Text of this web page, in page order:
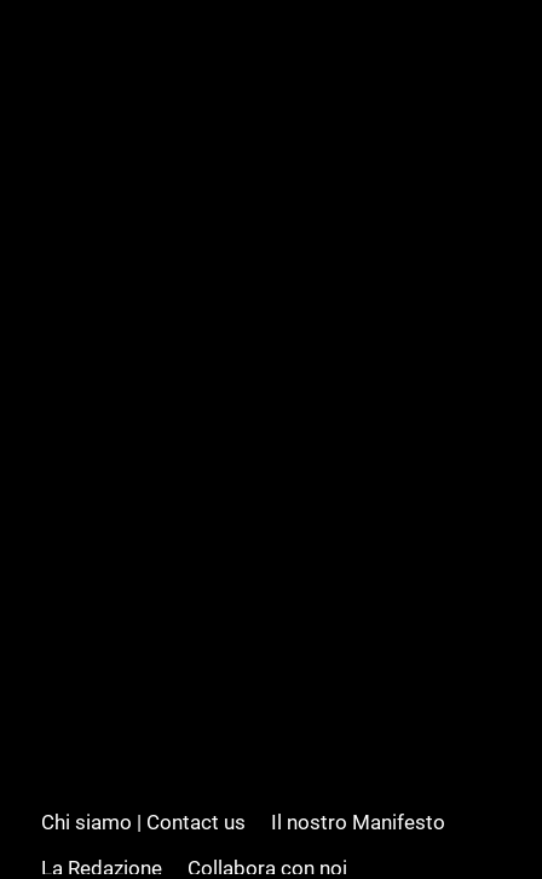
Chi siamo | Contact us
Il nostro Manifesto
La Redazione
Collabora con noi